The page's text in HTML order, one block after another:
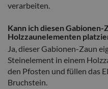
verarbeiten.
Kann ich diesen Gabionen-
Holzzaunelementen
Ja, dieser Gabionen-Zaun
Steinelement in einem
den Pfosten und füllen das
Bruchstein.